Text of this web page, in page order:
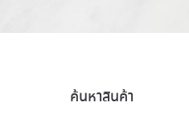
ค้นหาสินค้า